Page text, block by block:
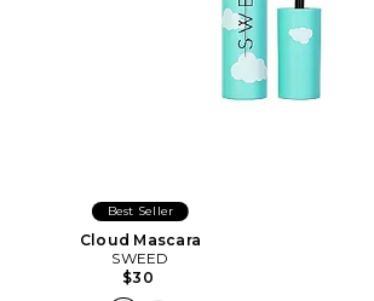
Best Seller
Cloud Mascara
SWEED
$30